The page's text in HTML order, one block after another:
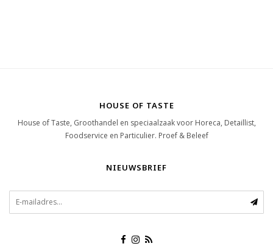
HOUSE OF TASTE
House of Taste, Groothandel en speciaalzaak voor Horeca, Detaillist,
Foodservice en Particulier. Proef & Beleef
NIEUWSBRIEF